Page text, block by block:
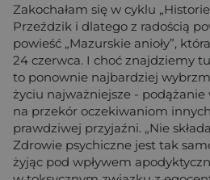
Zakochałam się w cyklu
Przeździk i dlatego z radością
powieść „Mazurskie anioły”,
24 czerwca. I choć znajdziemy
to ponownie najbardziej
życiu najważniejsze - podążanie
na przekór oczekiwaniom
prawdziwej przyjaźni. „Nie
Zdrowie psychiczne jest tak
żyjąc pod wpływem